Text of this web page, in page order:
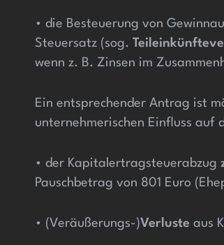
• die Besteuerung von
Steuersatz (sog.
wenn z. B. Zinsen im
Ein entsprechender Antrag ist
unternehmerischen Einfluss auf
• der Kapitalertragsteuerabzug
Pauschbetrag von 801 Euro
• (Veräußerungs-)Verluste aus